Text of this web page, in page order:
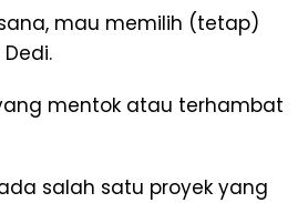
mau memilih (tetap)
mentok atau terhambat
salah satu proyek yang